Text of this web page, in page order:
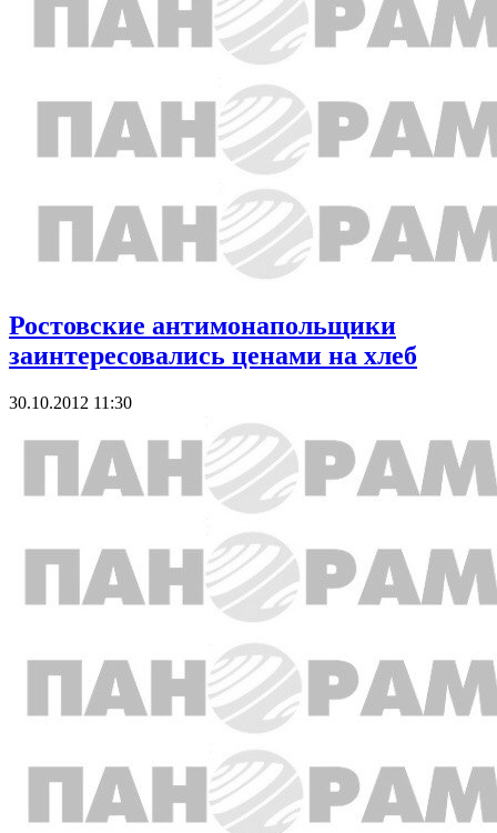
Ростовские антимонапольщики
заинтересовались ценами на хлеб
30.10.2012 11:30